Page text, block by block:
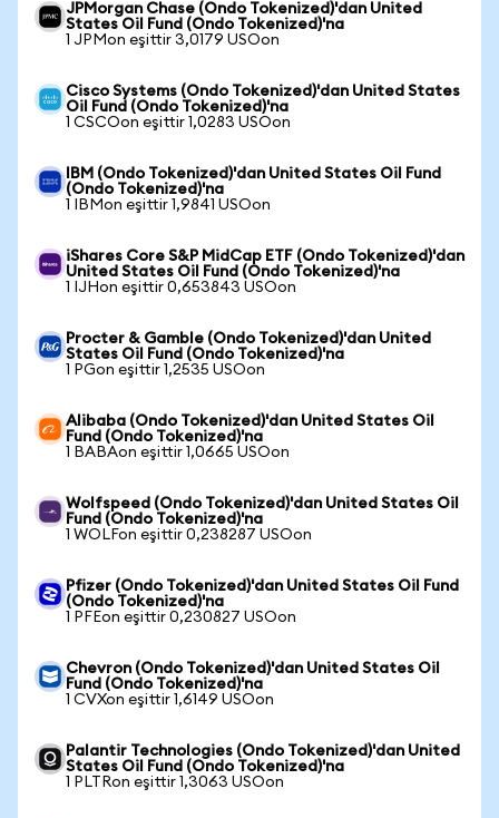
JPMorgan Chase (Ondo Tokenized)'dan United
States Oil Fund (Ondo Tokenized)'na
1 JPMon eşittir 3,0179 USOon
Cisco Systems (Ondo Tokenized)'dan United States
Oil Fund (Ondo Tokenized)'na
1 CSCOon eşittir 1,0283 USOon
IBM (Ondo Tokenized)'dan United States Oil Fund
(Ondo Tokenized)'na
1 IBMon eşittir 1,9841 USOon
iShares Core S&P MidCap ETF (Ondo Tokenized)'dan
United States Oil Fund (Ondo Tokenized)'na
1 IJHon eşittir 0,653843 USOon
Procter & Gamble (Ondo Tokenized)'dan United
States Oil Fund (Ondo Tokenized)'na
1 PGon eşittir 1,2535 USOon
Alibaba (Ondo Tokenized)'dan United States Oil
Fund (Ondo Tokenized)'na
1 BABAon eşittir 1,0665 USOon
Wolfspeed (Ondo Tokenized)'dan United States Oil
Fund (Ondo Tokenized)'na
1 WOLFon eşittir 0,238287 USOon
Pfizer (Ondo Tokenized)'dan United States Oil Fund
(Ondo Tokenized)'na
1 PFEon eşittir 0,230827 USOon
Chevron (Ondo Tokenized)'dan United States Oil
Fund (Ondo Tokenized)'na
1 CVXon eşittir 1,6149 USOon
Palantir Technologies (Ondo Tokenized)'dan United
States Oil Fund (Ondo Tokenized)'na
1 PLTRon eşittir 1,3063 USOon